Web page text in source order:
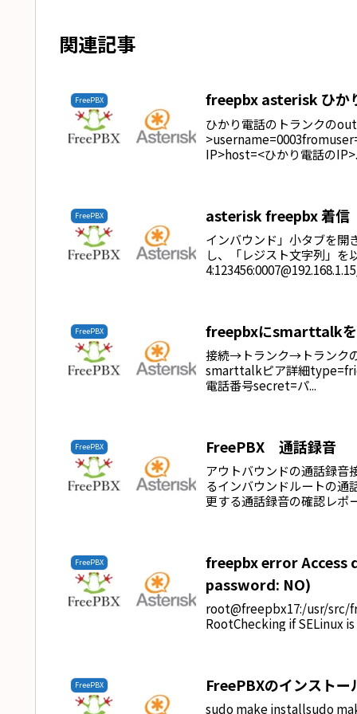
関連記事
FreePBX freepbx asterisk ひか
ひかり電話のトランクの
IP>host=<ひかり電話の
FreePBX asterisk freepbx 着
インバウンド」小タブを開
し、「レジスト文字列」を
FreePBX freepbxにsmarttalk
接続→トランク→トランク
smarttalkピア詳細
電話番号secret=パ...
FreePBX FreePBX 通話録音
アウトバウンドの通話録
るインバウンドルートの
更する通話録音の確認レ
FreePBX
freepbx error Access
password: NO)
root@freepbx17:/usr/src/
RootChecking if SELinux
FreePBX FreePBXのインストー
sudo make installsudo